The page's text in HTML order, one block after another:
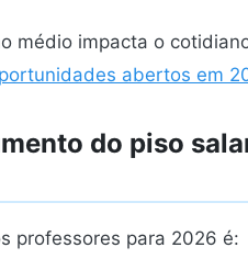
médio impacta o
abertos em
do piso
professores para 2026 é: